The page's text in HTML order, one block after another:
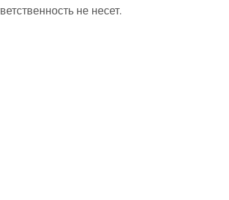
не несет.